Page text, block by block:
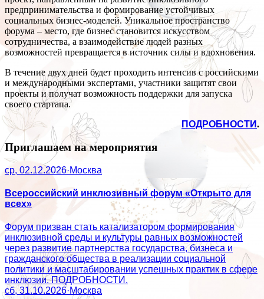
предпринимательства и формирование устойчивых
социальных бизнес-моделей. Уникальное пространство
форума – место, где бизнес становится искусством
сотрудничества, а взаимодействие людей разных
возможностей превращается в источник силы и вдохновения.
В течение двух дней будет проходить интенсив с российскими
и международными экспертами, участники защитят свои
проекты и получат возможность поддержки для запуска
своего стартапа.
ПОДРОБНОСТИ.
Приглашаем на мероприятия
ср, 02.12.2026·Москва
Всероссийский инклюзивный форум «Открыто для
всех»
Форум призван стать катализатором формирования
инклюзивной среды и культуры равных возможностей
через развитие партнерства государства, бизнеса и
гражданского общества в реализации социальной
политики и масштабировании успешных практик в сфере
инклюзии. ПОДРОБНОСТИ.
сб, 31.10.2026·Москва